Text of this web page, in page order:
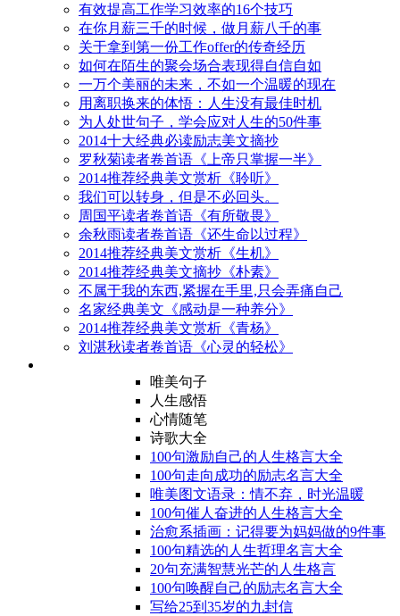
有效提高工作学习效率的16个技巧
在你月薪三千的时候，做月薪八千的事
关于拿到第一份工作offer的传奇经历
如何在陌生的聚会场合表现得自信自如
一万个美丽的未来，不如一个温暖的现在
用离职换来的体悟：人生没有最佳时机
为人处世句子，学会应对人生的50件事
2014十大经典必读励志美文摘抄
罗秋菊读者卷首语《上帝只掌握一半》
2014推荐经典美文赏析《聆听》
我们可以转身，但是不必回头。
周国平读者卷首语《有所敬畏》
余秋雨读者卷首语《还生命以过程》
2014推荐经典美文赏析《生机》
2014推荐经典美文摘抄《朴素》
不属于我的东西,紧握在手里,只会弄痛自己
名家经典美文《感动是一种养分》
2014推荐经典美文赏析《青杨》
刘湛秋读者卷首语《心灵的轻松》
唯美句子
人生感悟
心情随笔
诗歌大全
100句激励自己的人生格言大全
100句走向成功的励志名言大全
唯美图文语录：情不弃，时光温暖
100句催人奋进的人生格言大全
治愈系插画：记得要为妈妈做的9件事
100句精选的人生哲理名言大全
20句充满智慧光芒的人生格言
100句唤醒自己的励志名言大全
写给25到35岁的九封信